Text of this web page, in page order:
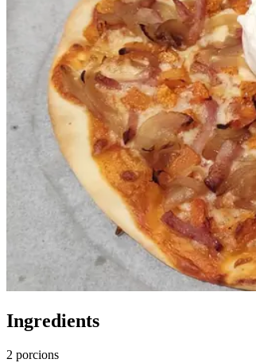
Ingredients
2 porcions